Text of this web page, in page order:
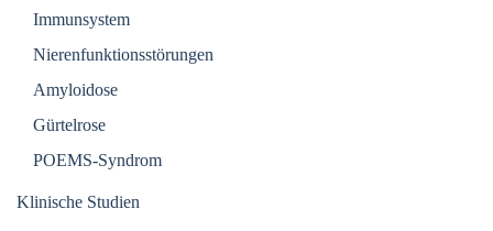
Immunsystem
Nierenfunktionsstörungen
Amyloidose
Gürtelrose
POEMS-Syndrom
Klinische Studien